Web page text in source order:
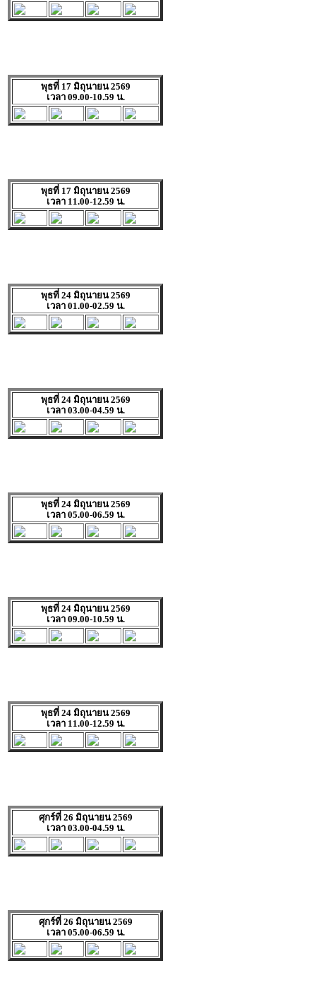
พุธที่ 17 มิถุนายน 2569
เวลา 09.00-10.59 น.
พุธที่ 17 มิถุนายน 2569
เวลา 11.00-12.59 น.
พุธที่ 24 มิถุนายน 2569
เวลา 01.00-02.59 น.
พุธที่ 24 มิถุนายน 2569
เวลา 03.00-04.59 น.
พุธที่ 24 มิถุนายน 2569
เวลา 05.00-06.59 น.
พุธที่ 24 มิถุนายน 2569
เวลา 09.00-10.59 น.
พุธที่ 24 มิถุนายน 2569
เวลา 11.00-12.59 น.
ศุกร์ที่ 26 มิถุนายน 2569
เวลา 03.00-04.59 น.
ศุกร์ที่ 26 มิถุนายน 2569
เวลา 05.00-06.59 น.